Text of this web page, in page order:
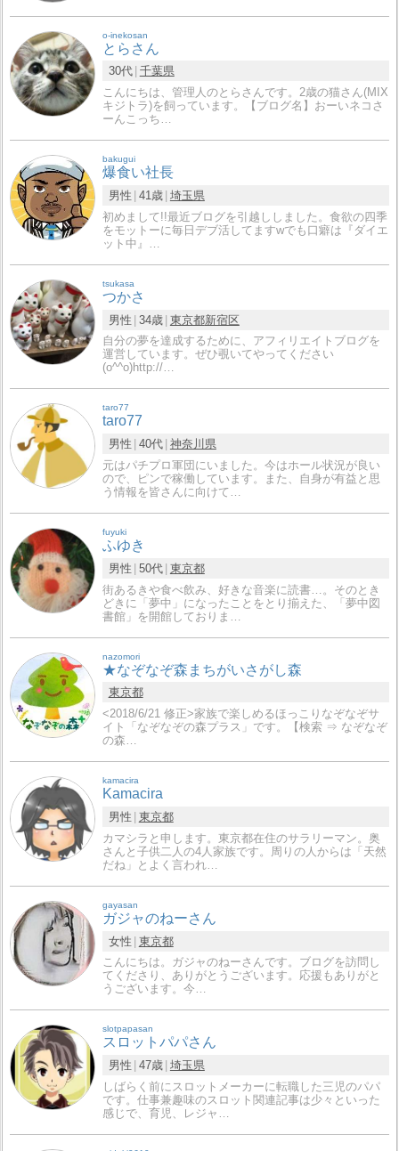
o-inekosan
とらさん
30代 千葉県
こんにちは、管理人のとらさんです。2歳の猫さん(MIX
キジトラ)を飼っています。【ブログ名】おーいネコさ
ーんこっち…
bakugui
爆食い社長
男性 41歳 埼玉県
初めまして!!最近ブログを引越ししました。食欲の四季
をモットーに毎日デブ活してますwでも口癖は『ダイエ
ット中』…
tsukasa
つかさ
男性 34歳 東京都新宿区
自分の夢を達成するために、アフィリエイトブログを
運営しています。ぜひ覗いてやってください
(o^^o)http://…
taro77
taro77
男性 40代 神奈川県
元はパチプロ軍団にいました。今はホール状況が良い
ので、ピンで稼働しています。また、自身が有益と思
う情報を皆さんに向けて…
fuyuki
ふゆき
男性 50代 東京都
街あるきや食べ飲み、好きな音楽に読書…。そのとき
どきに「夢中」になったことをとり揃えた、「夢中図
書館」を開館しておりま…
nazomori
★なぞなぞ森まちがいさがし森
東京都
<2018/6/21 修正>家族で楽しめるほっこりなぞなぞサ
イト「なぞなぞの森プラス」です。【検索 ⇒ なぞなぞ
の森…
kamacira
Kamacira
男性 東京都
カマシラと申します。東京都在住のサラリーマン。奥
さんと子供二人の4人家族です。周りの人からは「天然
だね」とよく言われ…
gayasan
ガジャのねーさん
女性 東京都
こんにちは。ガジャのねーさんです。ブログを訪問し
てくださり、ありがとうございます。応援もありがと
うございます。今…
slotpapasan
スロットパパさん
男性 47歳 埼玉県
しばらく前にスロットメーカーに転職した三児のパパ
です。仕事兼趣味のスロット関連記事は少々といった
感じで、育児、レジャ…